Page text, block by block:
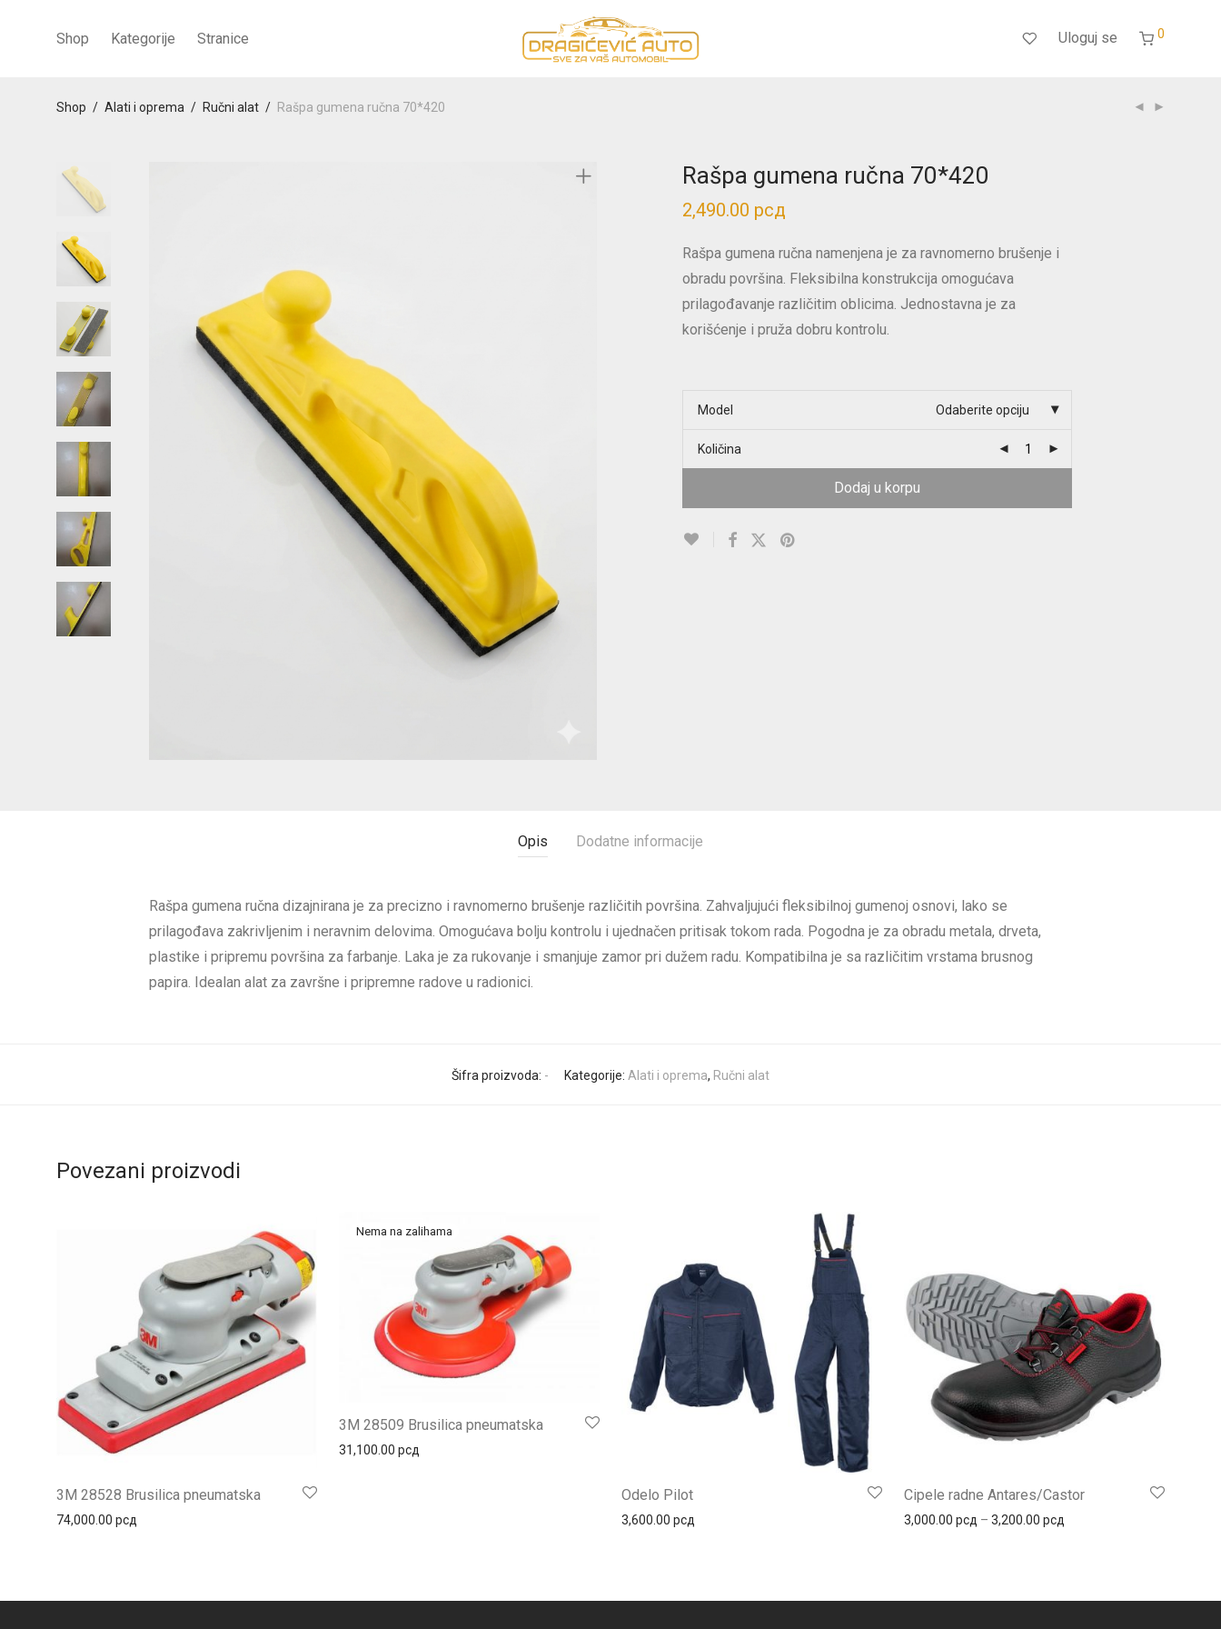
Shop Kategorije Stranice Uloguj se 0
Shop / Alati i oprema / Ručni alat / Rašpa gumena ručna 70*420
Rašpa gumena ručna 70*420
2,490.00 рсд
Rašpa gumena ručna namenjena je za ravnomerno brušenje i
obradu površina. Fleksibilna konstrukcija omogućava
prilagođavanje različitim oblicima. Jednostavna je za
korišćenje i pruža dobru kontrolu.
Model Odaberite opciju
Količina
Dodaj u korpu
Opis Dodatne informacije
Rašpa gumena ručna dizajnirana je za precizno i ravnomerno brušenje različitih površina. Zahvaljujući fleksibilnoj gumenoj osnovi, lako se
prilagođava zakrivljenim i neravnim delovima. Omogućava bolju kontrolu i ujednačen pritisak tokom rada. Pogodna je za obradu metala, drveta,
plastike i pripremu površina za farbanje. Laka je za rukovanje i smanjuje zamor pri dužem radu. Kompatibilna je sa različitim vrstama brusnog
papira. Idealan alat za završne i pripremne radove u radionici.
Šifra proizvoda: - Kategorije: Alati i oprema, Ručni alat
Povezani proizvodi
3M 28528 Brusilica pneumatska
74,000.00 рсд
3M 28509 Brusilica pneumatska
31,100.00 рсд
Odelo Pilot
3,600.00 рсд
Cipele radne Antares/Castor
3,000.00 рсд – 3,200.00 рсд